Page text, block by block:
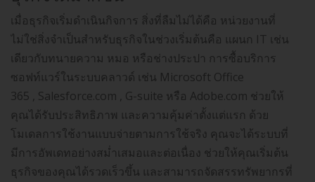
เมื่อธุรกิจเริ่มดำเนินกิจการ สิ่งที่ลืมไม่ได้คือ หน่วยงานที่
ไม่ใช่สิ่งจำเป็นสำหรับธุรกิจในช่วงเริ่มต้นคือ แผนก IT เช่น
เดียวกับทนายความ หมอ หรือช่างประปา การซื้อบริการ
ซอฟท์แวร์ในระบบคลาวด์ เช่น Microsoft Office
365 , Salesforce.com , G-suite หรือ Adobe.com ช่วยให้
คุณได้รับประสิทธิภาพ และความคุ้มค่าตั้งแต่แรก ด้วย
โมเดลการใช้งานแบบจ่ายตามการใช้จริง คุณจะได้ระบบที่
มีการอัพเดทอย่างสม่ำเสมอและต่อเนื่อง ช่วยให้คุณเริ่มต้น
ธุรกิจของคุณได้รวดเร็วขึ้น และสามารถจัดสรรทรัพยากรที่